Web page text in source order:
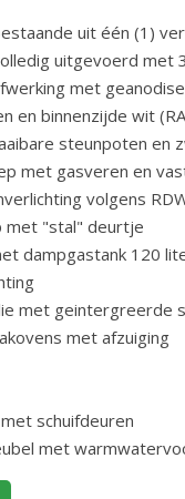
uit één (1)
uitgevoerd met
met
en binnenzijde wit
steunpoten en
met gasveren en
volgens
met "stal" deurtje
dampgastank 120
met geintergreerde
met afzuiging
schuifdeuren
met